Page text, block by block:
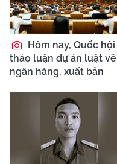
Hôm nay, Quốc hội
thảo luận dự án luật về
ngân hàng, xuất bản